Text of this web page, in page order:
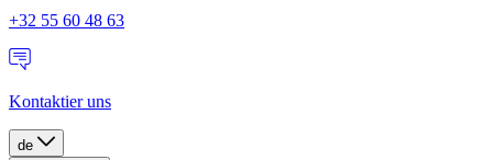
+32 55 60 48 63
Kontaktier uns
de